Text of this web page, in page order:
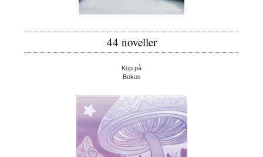
44 noveller
Köp på
Bokus